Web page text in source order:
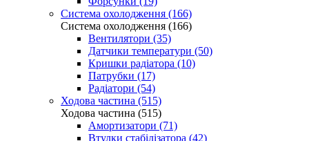
Система охолодження (166)
Система охолодження (166)
Вентилятори (35)
Датчики температури (50)
Кришки радіатора (10)
Патрубки (17)
Радіатори (54)
Ходова частина (515)
Ходова частина (515)
Амортизатори (71)
Втулки стабілізатора (42)